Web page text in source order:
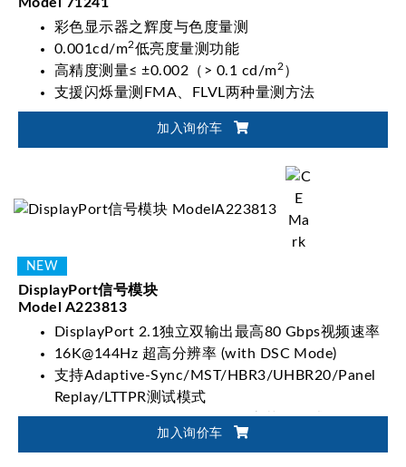
彩色显示器之辉度与色度量测
0.001cd/m2低亮度量测功能
高精度测量≤ ±0.002（> 0.1 cd/m2）
支援闪烁量测FMA、FLVL两种量测方法
加入询价车
DisplayPort信号模块
Model A223813
DisplayPort 2.1独立双输出最高80 Gbps视频速率
16K@144Hz 超高分辨率 (with DSC Mode)
支持Adaptive-Sync/MST/HBR3/UHBR20/Panel
Replay/LTTPR测试模式
HDR10/HLG/HDR10+图像动态范围测试
加入询价车